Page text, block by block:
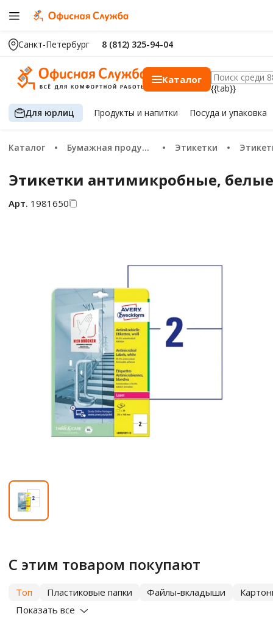
Санкт-Петербург 8 (812) 325-94-04
Каталог
{{tab}}
Для юрлиц Продуктыи напитки Посуда и упаковка
Каталог Бумажная продукция Этикетки
Этикетки антимикробные,
Арт. 1981650
С этим товаром покупают
Топ Пластиковые папки Файлы-вкладыши
Показать все